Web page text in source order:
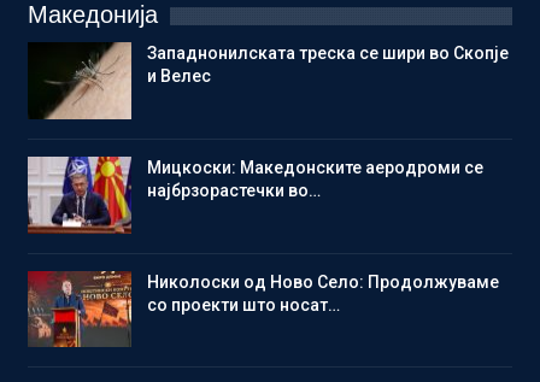
Македонија
Западнонилската треска се шири во Скопје
и Велес
Мицкоски: Македонските аеродроми се
најбрзорастечки во…
Николоски од Ново Село: Продолжуваме
со проекти што носат…